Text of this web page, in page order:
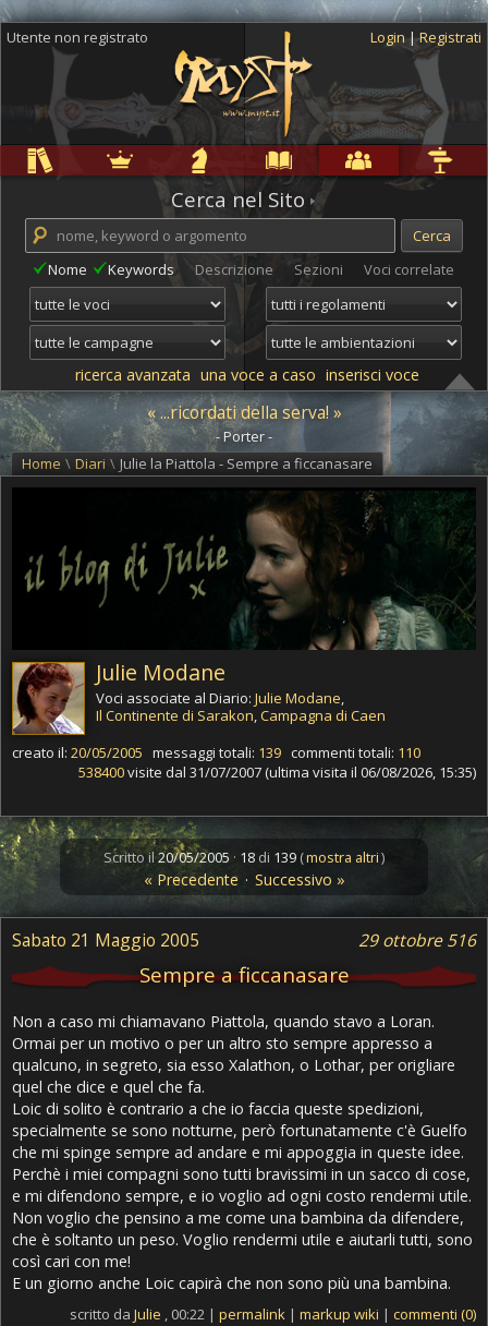
Utente non registrato Login |Registrati
Cerca nel Sito
Nome Keywords Descrizione Sezioni Voci correlate
ricerca avanzata una voce a caso inserisci voce
« ...ricordati della serva! »
- Porter -
Home \ Diari \ Julie la Piattola - Sempre a ficcanasare
Julie Modane
Voci associate al Diario: Julie Modane,
Il Continente di Sarakon,Campagna di Caen
creato il: 20/05/2005 messaggi totali: 139 commenti totali: 110
538400visite dal 31/07/2007 (ultima visita il 06/08/2026, 15:35)
Scritto il20/05/2005 · 18 di 139 (mostra altri)
« Precedente · Successivo »
29 ottobre 516
Sabato 21 Maggio 2005
Sempre a ficcanasare
Non a caso mi chiamavano Piattola, quando stavo a Loran.
Ormai per un motivo o per un altro sto sempre appresso a
qualcuno, in segreto, sia esso Xalathon, o Lothar, per origliare
quel che dice e quel che fa.
Loic di solito è contrario a che io faccia queste spedizioni,
specialmente se sono notturne, però fortunatamente c'è Guelfo
che mi spinge sempre ad andare e mi appoggia in queste idee.
Perchè i miei compagni sono tutti bravissimi in un sacco di cose,
e mi difendono sempre, e io voglio ad ogni costo rendermi utile.
Non voglio che pensino a me come una bambina da difendere,
che è soltanto un peso. Voglio rendermi utile e aiutarli tutti, sono
così cari con me!
E un giorno anche Loic capirà che non sono più una bambina.
scritto da Julie , 00:22 | permalink | markup wiki | commenti (0)